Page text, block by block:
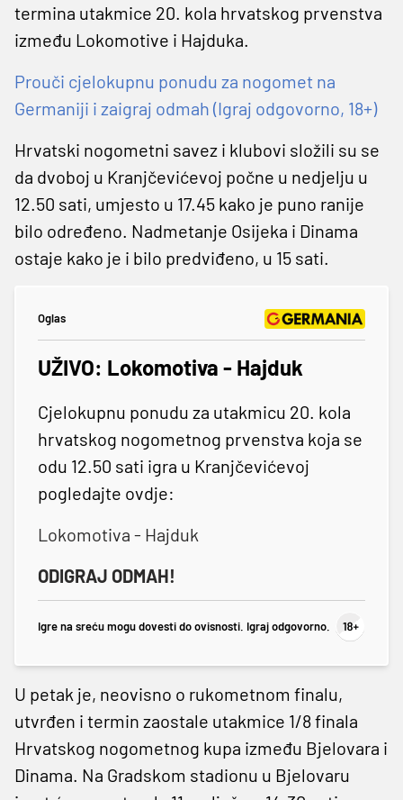
termina utakmice 20. kola hrvatskog prvenstva
između Lokomotive i Hajduka.
Prouči cjelokupnu ponudu za nogomet na
Germaniji i zaigraj odmah (Igraj odgovorno, 18+)
Hrvatski nogometni savez i klubovi složili su se
da dvoboj u Kranjčevićevoj počne u nedjelju u
12.50 sati, umjesto u 17.45 kako je puno ranije
bilo određeno. Nadmetanje Osijeka i Dinama
ostaje kako je i bilo predviđeno, u 15 sati.
Oglas
UŽIVO: Lokomotiva - Hajduk
Cjelokupnu ponudu za utakmicu 20. kola
hrvatskog nogometnog prvenstva koja se
odu 12.50 sati igra u Kranjčevićevoj
pogledajte ovdje:
Lokomotiva - Hajduk
ODIGRAJ ODMAH!
Igre na sreću mogu dovesti do ovisnosti. Igraj odgovorno.
U petak je, neovisno o rukometnom finalu,
utvrđen i termin zaostale utakmice 1/8 finala
Hrvatskog nogometnog kupa između Bjelovara i
Dinama. Na Gradskom stadionu u Bjelovaru